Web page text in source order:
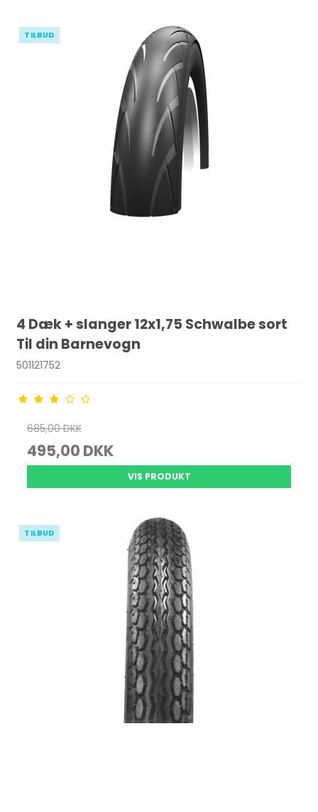
TILBUD
4 Dæk + slanger 12x1,75 Schwalbe sort
Til din Barnevogn
501121752
685,00 DKK
495,00 DKK
VIS PRODUKT
TILBUD